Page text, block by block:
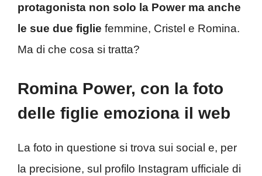
protagonista non solo la Power ma anche
le sue due figlie femmine, Cristel e Romina.
Ma di che cosa si tratta?
Romina Power, con la foto
delle figlie emoziona il web
La foto in questione si trova sui social e, per
la precisione, sul profilo Instagram ufficiale di